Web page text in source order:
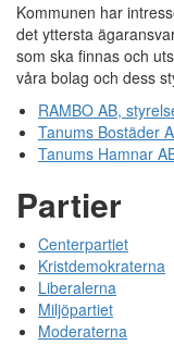
Kommunen har
det yttersta
som ska finnas och
våra bolag och dess
RAMBO AB,
Tanums Bostäder
Tanums Hamnar
Partier
Centerpartiet
Kristdemokraterna
Liberalerna
Miljöpartiet
Moderaterna